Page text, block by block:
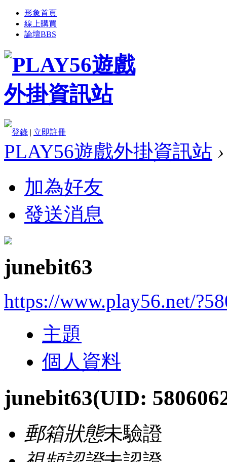
形象首頁
線上購買
論壇BBS
登錄 | 立即註冊
PLAY56遊戲外掛資訊站 ›
加為好友
發送消息
junebit63
https://www.play56.net/
主題
個人資料
junebit63(UID:
郵箱狀態未驗證